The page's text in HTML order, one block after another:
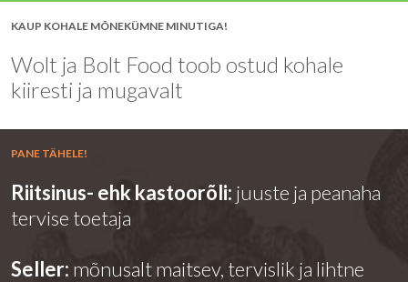
KAUP KOHALE MÕNEKÜMNE MINUTIGA!
Wolt ja Bolt Food toob ostud kohale
kiiresti ja mugavalt
PANE TÄHELE!
Riitsinus- ehk kastoorõli: juuste ja peanaha
tervise toetaja
Seller: mõnusalt maitsev, tervislik ja lihtne